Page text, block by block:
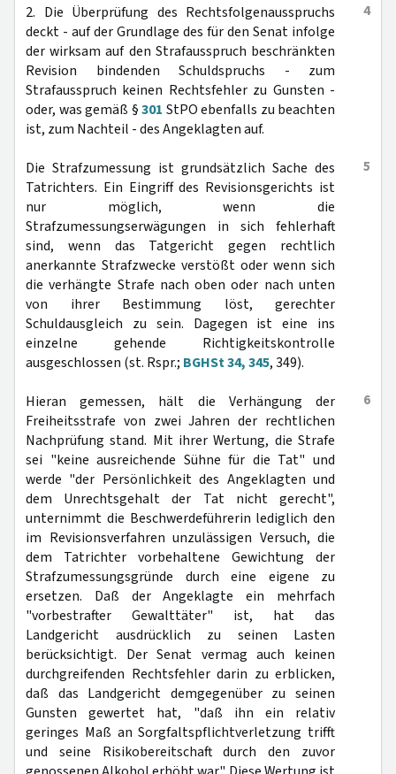
4
2. Die Überprüfung des Rechtsfolgenausspruchs
deckt - auf der Grundlage des für den Senat infolge
der wirksam auf den Strafausspruch beschränkten
Revision bindenden Schuldspruchs - zum
Strafausspruch keinen Rechtsfehler zu Gunsten -
oder, was gemäß §301 StPO ebenfalls zu beachten
ist, zum Nachteil - des Angeklagten auf.
5
Die Strafzumessung ist grundsätzlich Sache des
Tatrichters. Ein Eingriff des Revisionsgerichts ist
nur möglich, wenn die
Strafzumessungserwägungen in sich fehlerhaft
sind, wenn das Tatgericht gegen rechtlich
anerkannte Strafzwecke verstößt oder wenn sich
die verhängte Strafe nach oben oder nach unten
von ihrer Bestimmung löst, gerechter
Schuldausgleich zu sein. Dagegen ist eine ins
einzelne gehende Richtigkeitskontrolle
ausgeschlossen (st. Rspr.; BGHSt 34, 345, 349).
6
Hieran gemessen, hält die Verhängung der
Freiheitsstrafe von zwei Jahren der rechtlichen
Nachprüfung stand. Mit ihrer Wertung, die Strafe
sei "keine ausreichende Sühne für die Tat" und
werde "der Persönlichkeit des Angeklagten und
dem Unrechtsgehalt der Tat nicht gerecht",
unternimmt die Beschwerdeführerin lediglich den
im Revisionsverfahren unzulässigen Versuch, die
dem Tatrichter vorbehaltene Gewichtung der
Strafzumessungsgründe durch eine eigene zu
ersetzen. Daß der Angeklagte ein mehrfach
"vorbestrafter Gewalttäter" ist, hat das
Landgericht ausdrücklich zu seinen Lasten
berücksichtigt. Der Senat vermag auch keinen
durchgreifenden Rechtsfehler darin zu erblicken,
daß das Landgericht demgegenüber zu seinen
Gunsten gewertet hat, "daß ihn ein relativ
geringes Maß an Sorgfaltspflichtverletzung trifft
und seine Risikobereitschaft durch den zuvor